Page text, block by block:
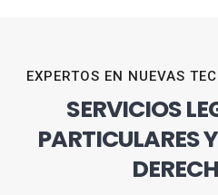
EXPERTOS EN NUEVAS
SERVICIOS
PARTICULARES